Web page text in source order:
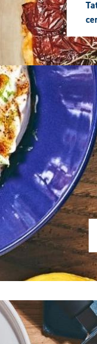
Première
image
Première
image